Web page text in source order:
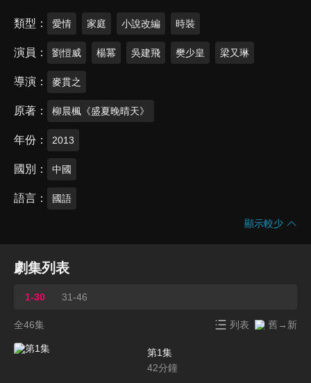
類型 愛情 家庭 小說改編 時裝
演員 劉愷威 楊冪 吳建飛 樊少皇 梁又琳
導演 麥貫之
原著 柳晨楓《盛夏晚晴天》
年份 2013
國別 中國
語言 國語
顯示較少
劇集列表
1-30 31-46
全46集 列表 舊→新
第1集
42分鐘